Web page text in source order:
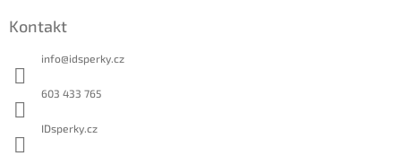
Kontakt
info@idsperky.cz
603 433 765
IDsperky.cz